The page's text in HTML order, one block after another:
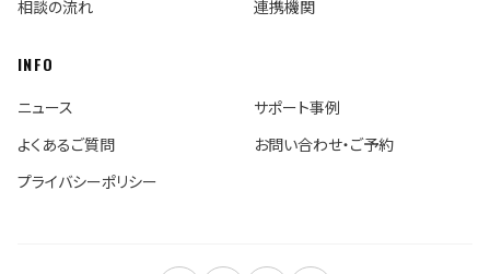
相談の流れ
連携機関
INFO
ニュース
サポート事例
よくあるご質問
お問い合わせ・ご予約
プライバシーポリシー